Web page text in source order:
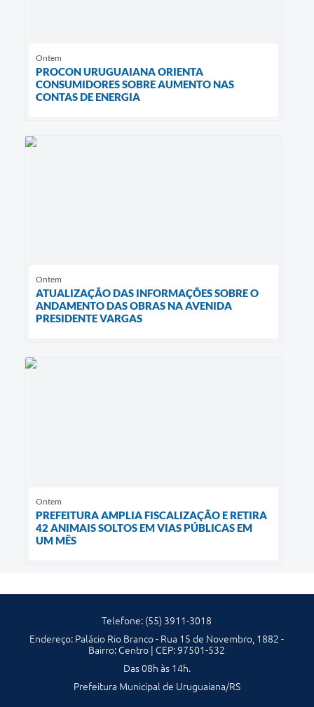
Ontem
PROCON URUGUAIANA ORIENTA
CONSUMIDORES SOBRE AUMENTO NAS
CONTAS DE ENERGIA
Ontem
ATUALIZAÇÃO DAS INFORMAÇÕES SOBRE O
ANDAMENTO DAS OBRAS NA AVENIDA
PRESIDENTE VARGAS
Ontem
PREFEITURA AMPLIA FISCALIZAÇÃO E RETIRA
42 ANIMAIS SOLTOS EM VIAS PÚBLICAS EM
UM MÊS
Telefone: (55) 3911-3018
Endereço: Palácio Rio Branco - Rua 15 de Novembro, 1882 -
Bairro: Centro | CEP: 97501-532
Das 08h às 14h.
Prefeitura Municipal de Uruguaiana/RS